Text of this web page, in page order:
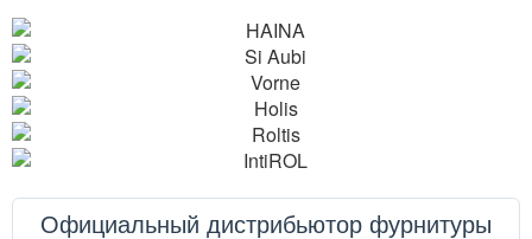
Официальный дистрибьютор фурнитуры